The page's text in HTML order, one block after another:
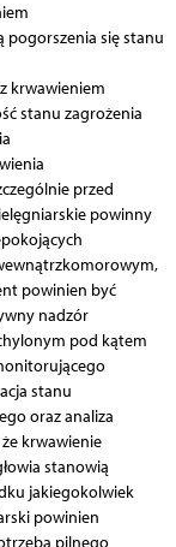
pogorszenia się stanu
krwawieniem
stanu zagrożenia
przed
powinny
powinien być
nadzór
pod kątem
stanu
oraz analiza
krwawienie
stanowią
jakiegokolwiek
powinien
pilnego